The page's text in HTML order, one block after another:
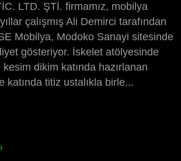
LTD. ŞTİ. firmamız, mobilya
çalışmış Ali Demirci tarafından
Mobilya, Modoko Sanayi sitesinde
gösteriyor. İskelet atölyesinde
dikim katında hazırlanan
katında titiz ustalıkla birle...